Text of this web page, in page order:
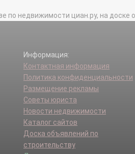
по недвижимости циан.ру, на доске
Информация:
Контактная информация
Политика конфиденциальности
Размещение рекламы
Советы юриста
Новости недвижимости
Каталог сайтов
Доска объявлений по
строительству